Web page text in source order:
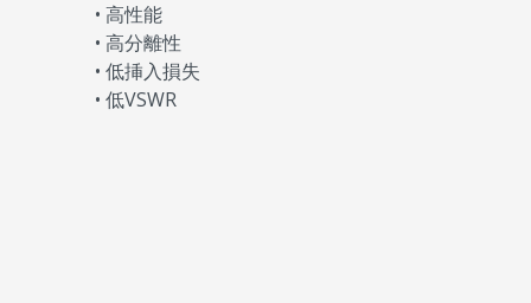
• 高性能
• 高分離性
• 低挿入損失
• 低VSWR